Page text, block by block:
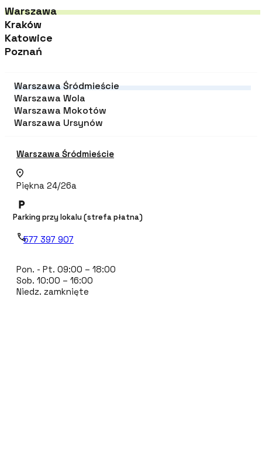
Warszawa
Kraków
Katowice
Poznań
Warszawa Śródmieście
Warszawa Wola
Warszawa Mokotów
Warszawa Ursynów
Warszawa Śródmieście
Piękna 24/26a
Parking przy lokalu (strefa płatna)
577 397 907
Pon. - Pt. 09:00 – 18:00
Sob. 10:00 – 16:00
Niedz. zamknięte